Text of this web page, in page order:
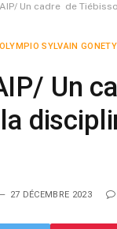
AIP/ Un cadre de
OLYMPIO SYLVAIN GONETY
Un
27 DÉCEMBRE 2023